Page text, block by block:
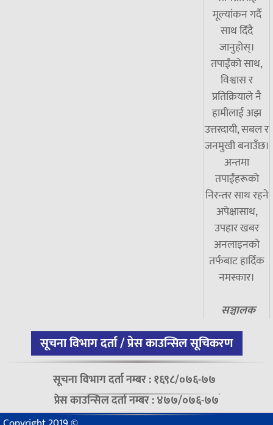
मूल्यांकन गर्दै
साथ दिँदै
जानुहोस्।
तपाईंको साथ,
विश्वास र
प्रतिक्रियाले नै
हामीलाई अझ
उत्तरदायी, सबल र
जनमुखी बनाउँछ।
अन्तमा
तपाईंहरूको
निरन्तर साथ रहने
अपेक्षासाथ,
उपहार खबर
अनलाइनको
तर्फबाट हार्दिक
नमस्कार।
सञ्चालक
सूचना विभाग दर्ता / प्रेस काउन्सिल सूचिकरण
सूचना विभाग दर्ता नम्बर : १६९८/०७६-७७
प्रेस काउन्सिल दर्ता नम्बर : ४७७/०७६-७७